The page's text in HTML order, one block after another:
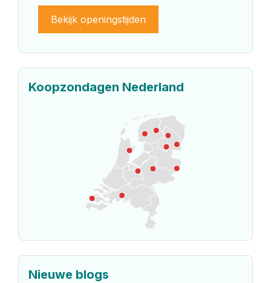
Bekijk openingstijden
Koopzondagen Nederland
Nieuwe blogs